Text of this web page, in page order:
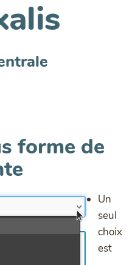
forme de
Un
seul
choix
est